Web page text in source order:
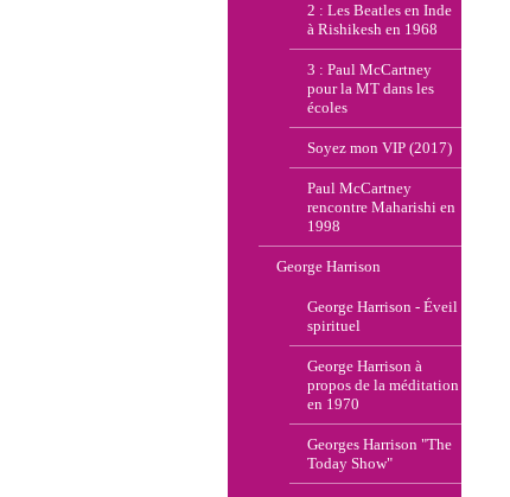
2 : Les Beatles en Inde
à Rishikesh en 1968
3 : Paul McCartney
pour la MT dans les
écoles
Soyez mon VIP (2017)
Paul McCartney
rencontre Maharishi en
1998
George Harrison
George Harrison - Éveil
spirituel
George Harrison à
propos de la méditation
en 1970
Georges Harrison "The
Today Show"